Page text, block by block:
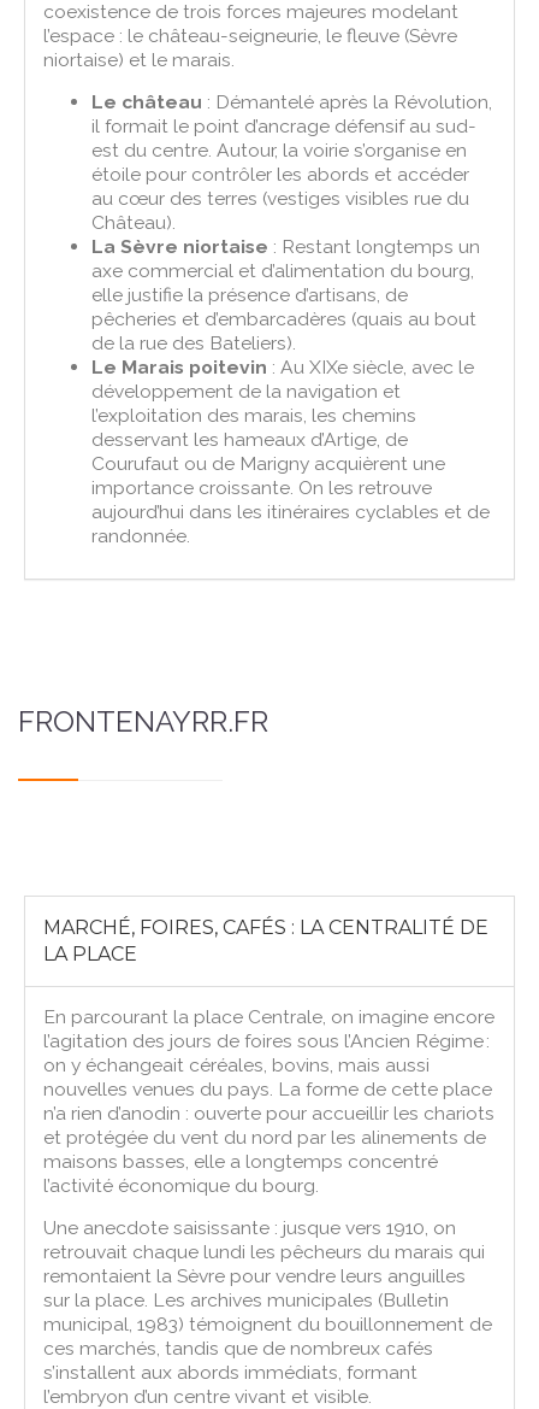
coexistence de trois forces majeures modelant
l’espace : le château-seigneurie, le fleuve (Sèvre
niortaise) et le marais.
Le château : Démantelé après la Révolution,
il formait le point d’ancrage défensif au sud-
est du centre. Autour, la voirie s’organise en
étoile pour contrôler les abords et accéder
au cœur des terres (vestiges visibles rue du
Château).
La Sèvre niortaise : Restant longtemps un
axe commercial et d’alimentation du bourg,
elle justifie la présence d’artisans, de
pêcheries et d’embarcadères (quais au bout
de la rue des Bateliers).
Le Marais poitevin : Au XIXe siècle, avec le
développement de la navigation et
l’exploitation des marais, les chemins
desservant les hameaux d’Artige, de
Courufaut ou de Marigny acquièrent une
importance croissante. On les retrouve
aujourd’hui dans les itinéraires cyclables et de
randonnée.
FRONTENAYRR.FR
MARCHÉ, FOIRES, CAFÉS : LA CENTRALITÉ DE
LA PLACE
En parcourant la place Centrale, on imagine encore
l’agitation des jours de foires sous l’Ancien Régime :
on y échangeait céréales, bovins, mais aussi
nouvelles venues du pays. La forme de cette place
n’a rien d’anodin : ouverte pour accueillir les chariots
et protégée du vent du nord par les alinements de
maisons basses, elle a longtemps concentré
l’activité économique du bourg.
Une anecdote saisissante : jusque vers 1910, on
retrouvait chaque lundi les pêcheurs du marais qui
remontaient la Sèvre pour vendre leurs anguilles
sur la place. Les archives municipales (Bulletin
municipal, 1983) témoignent du bouillonnement de
ces marchés, tandis que de nombreux cafés
s’installent aux abords immédiats, formant
l’embryon d’un centre vivant et visible.